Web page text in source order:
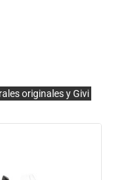
originales y Givi